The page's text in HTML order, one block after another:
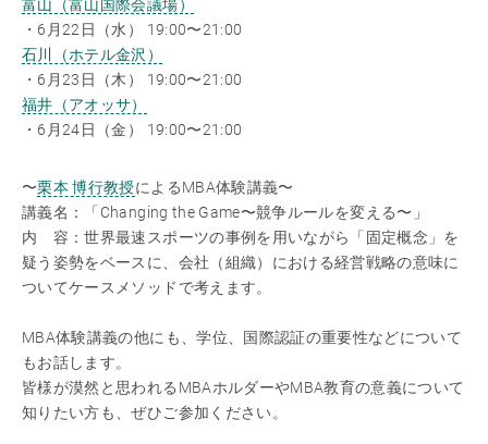
富山（富山国際会議場）
・6月22日（水） 19:00〜21:00
石川（ホテル金沢）
・6月23日（木） 19:00〜21:00
福井（アオッサ）
・6月24日（金） 19:00〜21:00
〜栗本 博行教授によるMBA体験講義〜
講義名：「Changing the Game〜競争ルールを変える〜」
内 容：世界最速スポーツの事例を用いながら「固定概念」を
疑う姿勢をベースに、会社（組織）における経営戦略の意味に
ついてケースメソッドで考えます。
MBA体験講義の他にも、学位、国際認証の重要性などについて
もお話します。
皆様が漠然と思われるMBAホルダーやMBA教育の意義について
知りたい方も、ぜひご参加ください。